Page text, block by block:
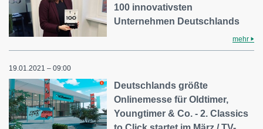
100 innovativsten
Unternehmen Deutschlands
mehr
19.01.2021 – 09:00
Deutschlands größte
Onlinemesse für Oldtimer,
Youngtimer & Co. - 2. Classics